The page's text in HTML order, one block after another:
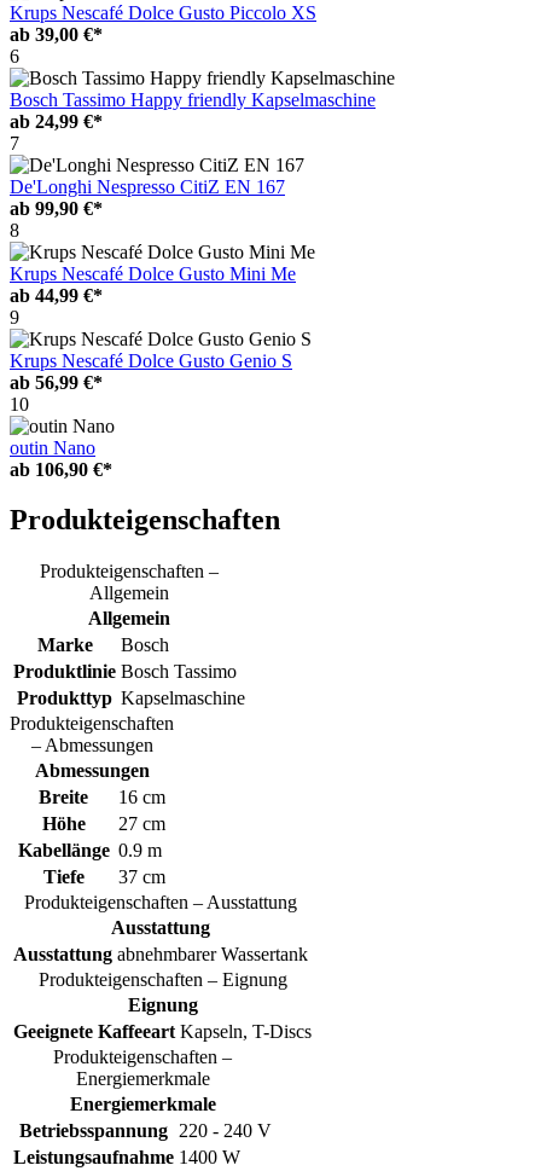
Krups Nescafé Dolce Gusto Piccolo XS
ab 39,00 €*
6
Bosch Tassimo Happy friendly Kapselmaschine
ab 24,99 €*
7
De'Longhi Nespresso CitiZ EN 167
ab 99,90 €*
8
Krups Nescafé Dolce Gusto Mini Me
ab 44,99 €*
9
Krups Nescafé Dolce Gusto Genio S
ab 56,99 €*
10
outin Nano
ab 106,90 €*
Produkteigenschaften
Produkteigenschaften –
Allgemein
Allgemein
Marke
Bosch
Produktlinie Bosch Tassimo
Produkttyp Kapselmaschine
Produkteigenschaften
– Abmessungen
Abmessungen
Breite
16 cm
Höhe
27 cm
Kabellänge 0.9 m
Tiefe
37 cm
Produkteigenschaften – Ausstattung
Ausstattung
Ausstattung abnehmbarer Wassertank
Produkteigenschaften – Eignung
Eignung
Geeignete Kaffeeart Kapseln, T-Discs
Produkteigenschaften –
Energiemerkmale
Energiemerkmale
Betriebsspannung 220 - 240 V
Leistungsaufnahme 1400 W